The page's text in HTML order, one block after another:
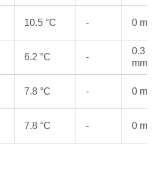
10.5 °C - 0
6.2 °C -
0.3
mm
7.8 °C - 0
7.8 °C - 0